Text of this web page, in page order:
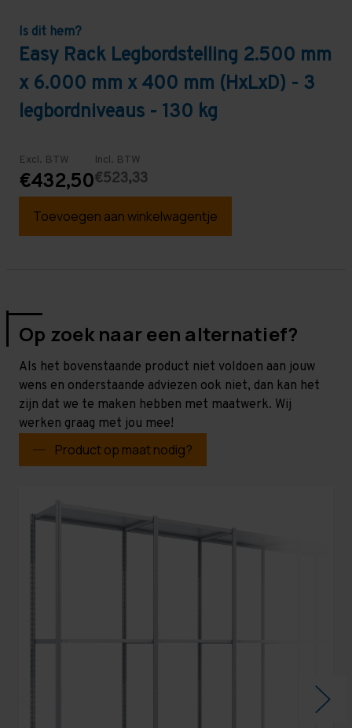
Is dit hem?
Easy Rack Legbordstelling 2.500 mm
x 6.000 mm x 400 mm (HxLxD) - 3
legbordniveaus - 130 kg
Excl. BTW
€432,50
Incl. BTW
€523,33
Toevoegen aan winkelwagentje
Op zoek naar een alternatief?
Als het bovenstaande product niet voldoen aan jouw
wens en onderstaande adviezen ook niet, dan kan het
zijn dat we te maken hebben met maatwerk. Wij
werken graag met jou mee!
Product op maat nodig?